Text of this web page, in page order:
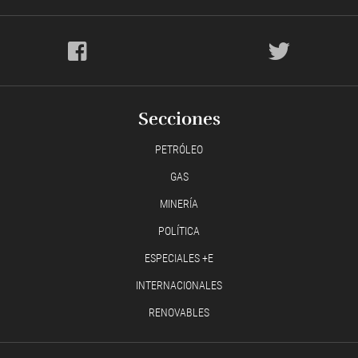
Secciones
PETRÓLEO
GAS
MINERÍA
POLÍTICA
ESPECIALES +E
INTERNACIONALES
RENOVABLES